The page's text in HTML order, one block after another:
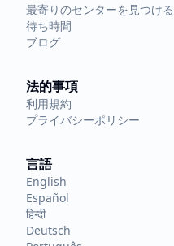
最寄りのセンターを見つける
待ち時間
ブログ
法的事項
利用規約
プライバシーポリシー
言語
English
Español
हिन्दी
Deutsch